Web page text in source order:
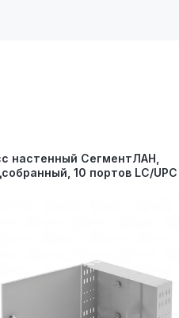
настенный СегментЛАН,
10 портов LC/UPC